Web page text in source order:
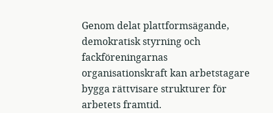
Genom delat plattformsägande,
demokratisk styrning och
fackföreningarnas
organisationskraft kan arbetstagare
bygga rättvisare strukturer för
arbetets framtid.